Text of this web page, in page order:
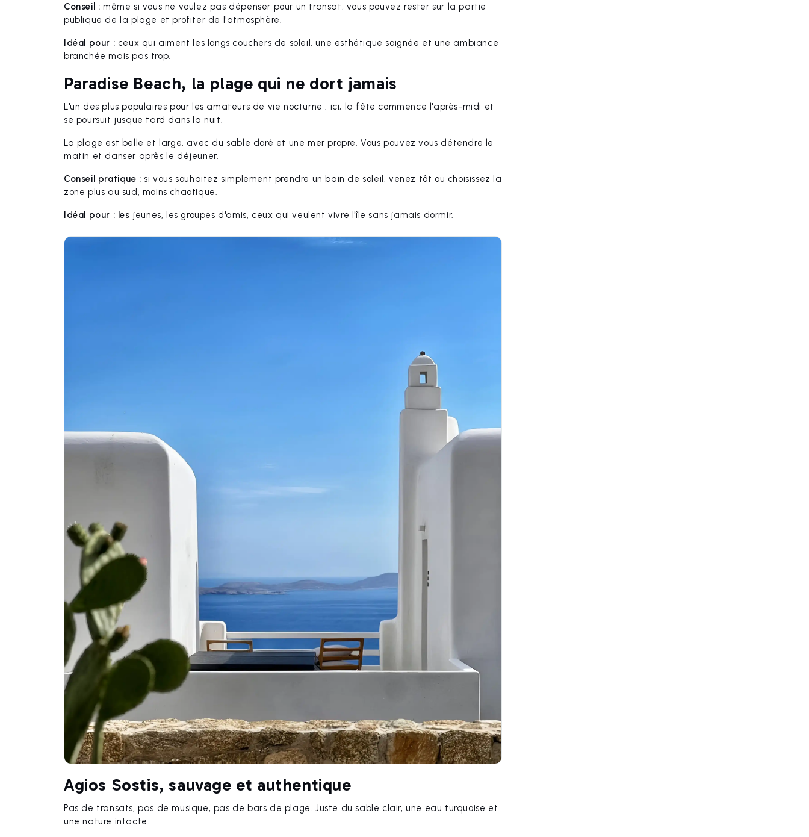
Conseil : même si vous ne voulez pas dépenser pour un transat, vous pouvez rester sur la partie
publique de la plage et profiter de l'atmosphère.
Idéal pour : ceux qui aiment les longs couchers de soleil, une esthétique soignée et une ambiance
branchée mais pas trop.
Paradise Beach, la plage qui ne dort jamais
L'un des plus populaires pour les amateurs de vie nocturne : ici, la fête commence l'après-midi et
se poursuit jusque tard dans la nuit.
La plage est belle et large, avec du sable doré et une mer propre. Vous pouvez vous détendre le
matin et danser après le déjeuner.
Conseil pratique : si vous souhaitez simplement prendre un bain de soleil, venez tôt ou choisissez la
zone plus au sud, moins chaotique.
Idéal pour : les jeunes, les groupes d'amis, ceux qui veulent vivre l'île sans jamais dormir.
Agios Sostis, sauvage et authentique
Pas de transats, pas de musique, pas de bars de plage. Juste du sable clair, une eau turquoise et
une nature intacte.